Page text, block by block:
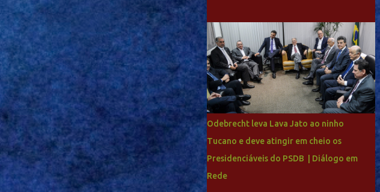
de milhões agora seja mercantil. Segundo
apuração da Itatiaia, Fenômeno comprou
90% das ações por R$ 400 milhões. Aporte
feito imediatamente para pagamento de
dívidas emergenciais e investimentos no
departamento de futebol. O projeto
apresentado para a recuperação do
Ronaldo sendo solidário à dívida de R$ 1
bilhão a partir de agora, mais o peso que o
ex-atacante tem no mundo do futebol, além
Odebrecht leva Lava Jato ao ninho
Tucano e deve atingir em cheio os
Presidenciáveis do PSDB | Diálogo em
Rede